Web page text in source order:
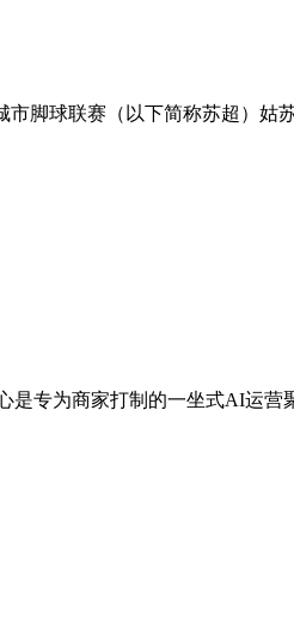
脚球联赛（以下简称苏超）姑
专为商家打制的一坐式AI运营